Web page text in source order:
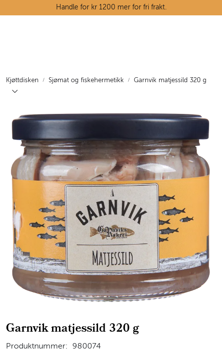
Skip to main contentHandle for kr 1200 mer for fri frakt.
Kjøttdisken Sjømat og fiskehermetikk Garnvik matjessild 320 g
Garnvik matjessild 320 g
Produktnummer:
980074
Tørrvarehylla
Grøntavdelingen
Oppskrifter
Kunnskapshjørnet